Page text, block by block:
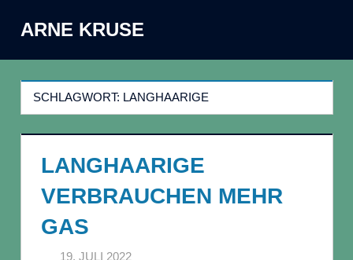
Inhalt
springen
ARNE KRUSE
SCHLAGWORT: LANGHAARIGE
LANGHAARIGE
VERBRAUCHEN MEHR
GAS
19. JULI 2022